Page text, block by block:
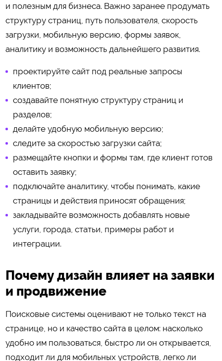
и полезным для бизнеса. Важно заранее продумать
структуру страниц, путь пользователя, скорость
загрузки, мобильную версию, формы заявок,
аналитику и возможность дальнейшего развития.
проектируйте сайт под реальные запросы
клиентов;
создавайте понятную структуру страниц и
разделов;
делайте удобную мобильную версию;
следите за скоростью загрузки сайта;
размещайте кнопки и формы там, где клиент готов
оставить заявку;
подключайте аналитику, чтобы понимать, какие
страницы и действия приносят обращения;
закладывайте возможность добавлять новые
услуги, города, статьи, примеры работ и
интеграции.
Почему дизайн влияет на заявки
и продвижение
Поисковые системы оценивают не только текст на
странице, но и качество сайта в целом: насколько
удобно им пользоваться, быстро ли он открывается,
подходит ли для мобильных устройств, легко ли